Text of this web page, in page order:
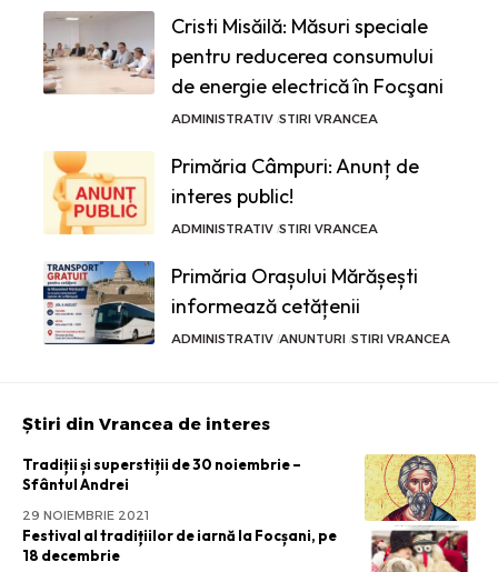
Cristi Misăilă: Măsuri speciale
pentru reducerea consumului
de energie electrică în Focşani
ADMINISTRATIV STIRI VRANCEA
Primăria Câmpuri: Anunț de
interes public!
ADMINISTRATIV STIRI VRANCEA
Primăria Orașului Mărășești
informează cetățenii
ADMINISTRATIV ANUNTURI STIRI VRANCEA
Știri din Vrancea de interes
Tradiții și superstiții de 30 noiembrie –
Sfântul Andrei
29 NOIEMBRIE 2021
Festival al tradițiilor de iarnă la Focșani, pe
18 decembrie